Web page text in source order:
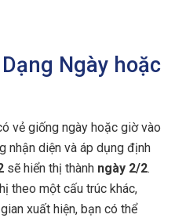
Ngày hoặc
vẻ giống ngày hoặc giờ vào
nhận diện và áp dụng định
sẽ hiển thị thành ngày 2/2.
theo một cấu trúc khác,
xuất hiện, bạn có thể